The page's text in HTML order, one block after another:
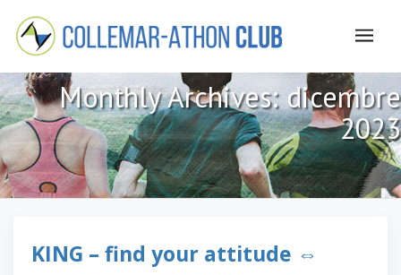
Monthly Archives:dicembre
2023
KING – find your attitude ⇔